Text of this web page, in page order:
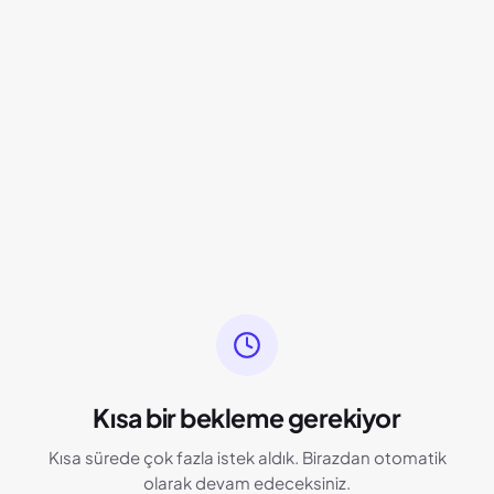
Kısa bir bekleme gerekiyor
Kısa sürede çok fazla istek aldık. Birazdan otomatik
olarak devam edeceksiniz.